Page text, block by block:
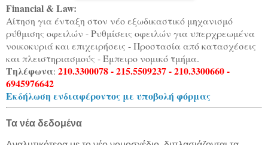
Financial & Law:
Αίτηση για ένταξη στον νέο εξωδικαστικό μηχανισμό
ρύθμισης οφειλών - Ρυθμίσεις οφειλών για υπερχρεωμένα
νοικοκυριά και επιχειρήσεις - Προστασία από κατασχέσεις
και πλειστηριασμούς - Έμπειρο νομικό τμήμα.
Τηλέφωνα: 210.3300078 - 215.5509237 - 210.3300660 -
6945976642
Εκδήλωση ενδιαφέροντος με υποβολή φόρμας
Τα νέα δεδομένα